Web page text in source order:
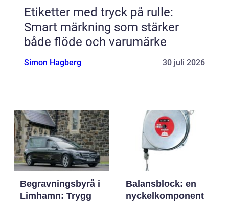
Etiketter med tryck på rulle:
Smart märkning som stärker
både flöde och varumärke
Simon Hagberg 30 juli 2026
Begravningsbyrå i
Limhamn: Trygg
Balansblock: en
nyckelkomponent